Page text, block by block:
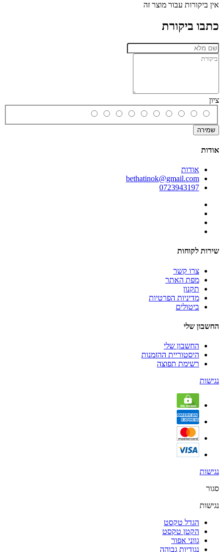
אין ביקורות עבור מוצר זה
כתבו ביקורת
ציון
שמירה
אודות
אודות
bethatinok@gmail.com
0723943197
שירות לקוחות
צרו קשר
מפת האתר
תקנון
מדיניות הפרטיות
ביטולים
החשבון שלי
החשבון שלי
היסטוריית ההזמנות
רשימת תפוצה
נגישות
נגישות
סגור
נגישות
הגדל טקסט
הקטן טקסט
גווני אפור
נגודיות גבוהה